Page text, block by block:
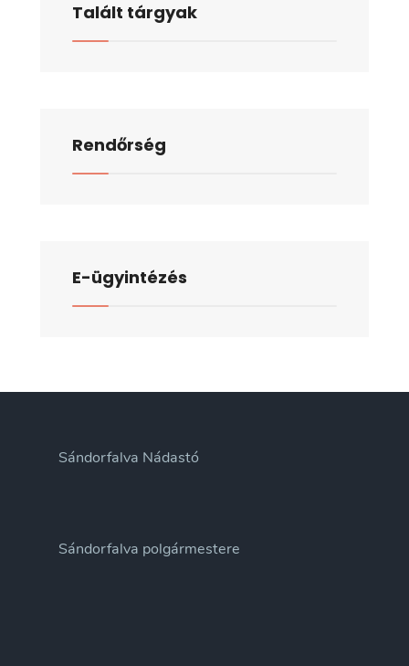
Talált tárgyak
Rendőrség
E-ügyintézés
Sándorfalva Nádastó
Sándorfalva polgármestere